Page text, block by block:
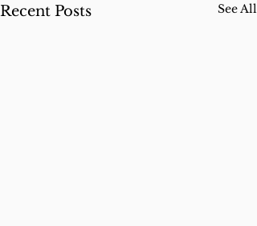
Recent Posts See All